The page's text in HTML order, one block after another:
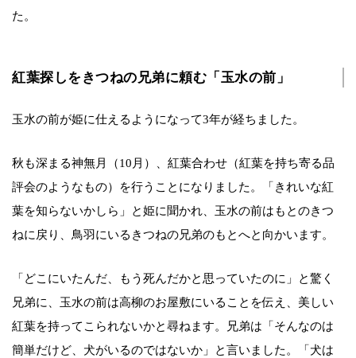
た。
紅葉探しをきつねの兄弟に頼む「玉水の前」
玉水の前が姫に仕えるようになって3年が経ちました。
秋も深まる神無月（10月）、紅葉合わせ（紅葉を持ち寄る品
評会のようなもの）を行うことになりました。「きれいな紅
葉を知らないかしら」と姫に聞かれ、玉水の前はもとのきつ
ねに戻り、鳥羽にいるきつねの兄弟のもとへと向かいます。
「どこにいたんだ、もう死んだかと思っていたのに」と驚く
兄弟に、玉水の前は高柳のお屋敷にいることを伝え、美しい
紅葉を持ってこられないかと尋ねます。兄弟は「そんなのは
簡単だけど、犬がいるのではないか」と言いました。「犬は